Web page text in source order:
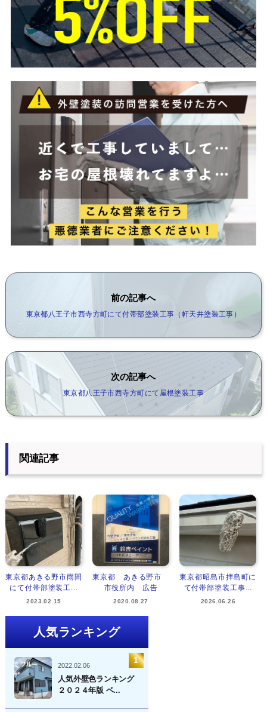
前の記事へ
東京都八王子市西寺方町にて付帯部塗装工事（軒天井塗装工事）
次の記事へ
東京都八王子市西寺方町にて屋根塗装工事
関連記事
東京都あきる野市雨間
にて付帯部塗装工...
2023.02.15
東京都 あきる野市
市役所内 広告
2020.08.27
東京都昭島市拝島町に
て付帯部塗装工事...
2026.06.26
人気ランキング
2022.02.06
人気外壁色ランキング
２０２４年版 ベ...